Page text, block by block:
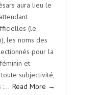
aura lieu le
(le
les noms des
pour la
et
subjectivité,
:… Read More →